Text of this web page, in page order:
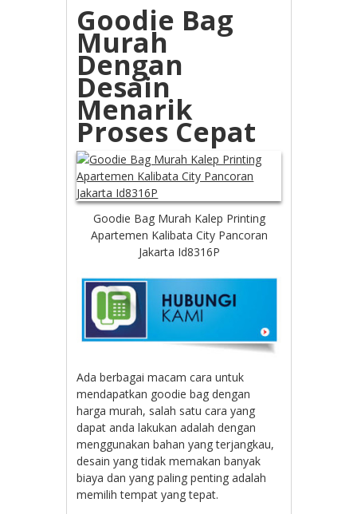
Goodie Bag
Murah
Dengan
Desain
Menarik
Proses Cepat
Goodie Bag Murah Kalep Printing
Apartemen Kalibata City Pancoran
Jakarta Id8316P
Ada berbagai macam cara untuk
mendapatkan goodie bag dengan
harga murah, salah satu cara yang
dapat anda lakukan adalah dengan
menggunakan bahan yang terjangkau,
desain yang tidak memakan banyak
biaya dan yang paling penting adalah
memilih tempat yang tepat.